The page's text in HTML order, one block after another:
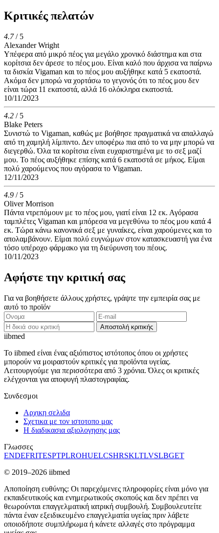
Κριτικές πελατών
4.7/ 5
Alexander Wright
Υπέφερα από μικρό πέος για μεγάλο χρονικό διάστημα και στα
κορίτσια δεν άρεσε το πέος μου. Είναι καλό που άρχισα να παίρνω
τα δισκία Vigaman και το πέος μου αυξήθηκε κατά 5 εκατοστά.
Ακόμα δεν μπορώ να χορτάσω το γεγονός ότι το πέος μου δεν
είναι τώρα 11 εκατοστά, αλλά 16 ολόκληρα εκατοστά.
10/11/2023
4.2 / 5
Blake Peters
Συνιστώ το Vigaman, καθώς με βοήθησε πραγματικά να απαλλαγώ
από τη χαμηλή λίμπιντο. Δεν υποφέρω πια από το να μην μπορώ να
διεγερθώ. Όλα τα κορίτσια είναι ευχαριστημένα με το σεξ μαζί
μου. Το πέος αυξήθηκε επίσης κατά 6 εκατοστά σε μήκος. Είμαι
πολύ χαρούμενος που αγόρασα το Vigaman.
12/11/2023
4.9 / 5
Oliver Morrison
Πάντα ντρεπόμουν με το πέος μου, γιατί είναι 12 εκ. Αγόρασα
ταμπλέτες Vigaman και μπόρεσα να μεγεθύνω το πέος μου κατά 4
εκ. Τώρα κάνω κανονικά σεξ με γυναίκες, είναι χαρούμενες και το
απολαμβάνουν. Είμαι πολύ ευγνώμων στον κατασκευαστή για ένα
τόσο υπέροχο φάρμακο για τη διεύρυνση του πέους.
10/11/2023
Αφήστε την κριτική σας
Για να βοηθήσετε άλλους χρήστες, γράψτε την εμπειρία σας με
αυτό το προϊόν
Αποστολή κριτικής
iibmed
Το iibmed είναι ένας αξιόπιστος ιστότοπος όπου οι χρήστες
μπορούν να μοιραστούν κριτικές για προϊόντα υγείας.
Λειτουργούμε για περισσότερα από 3 χρόνια. Όλες οι κριτικές
ελέγχονται για αποφυγή πλαστογραφίας.
Συνδεσμοι
Αρχικη σελιδα
Σχετικα με τον ιστοτοπο μας
Η διαδικασια αξιολογησης μας
Γλωσσες
ENDEFRITESPTPLROHUELCSHRSKLTLVSLBGET
© 2019–2026 iibmed
Αποποίηση ευθύνης: Οι παρεχόμενες πληροφορίες είναι μόνο για
εκπαιδευτικούς και ενημερωτικούς σκοπούς και δεν πρέπει να
θεωρούνται επαγγελματική ιατρική συμβουλή. Συμβουλευτείτε
πάντα έναν εξειδικευμένο επαγγελματία υγείας πριν λάβετε
οποιοδήποτε συμπλήρωμα ή κάνετε αλλαγές στο πρόγραμμα